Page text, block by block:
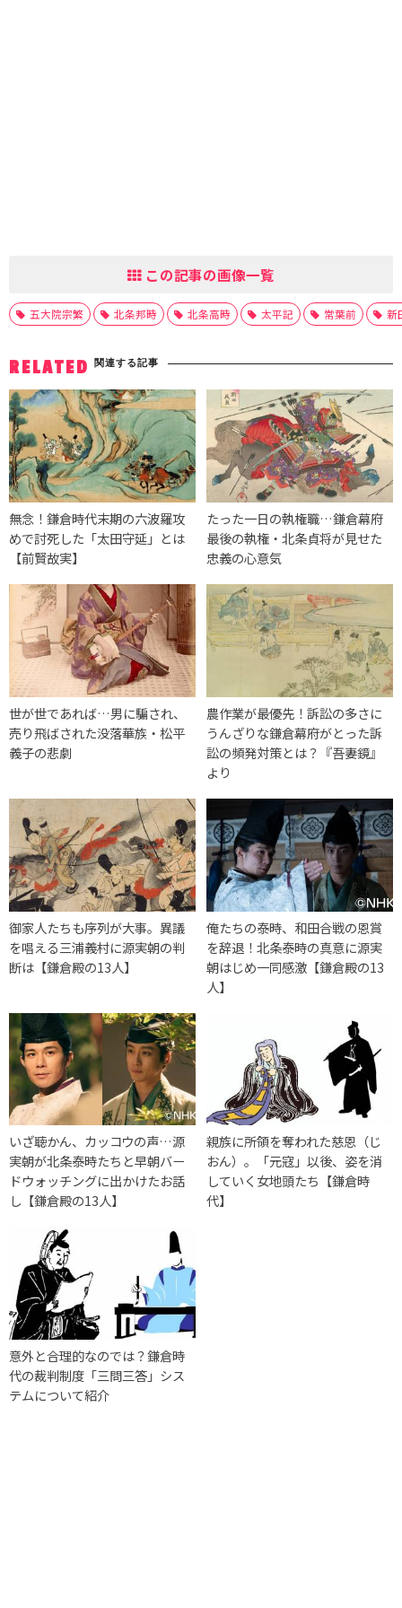
この記事の画像一覧
五大院宗繁 北条邦時 北条高時 太平記 常葉前 新
RELATED 関連する記事
無念！鎌倉時代末期の六波羅攻
めで討死した「太田守延」とは
【前賢故実】
たった一日の執権職…鎌倉幕府
最後の執権・北条貞将が見せた
忠義の心意気
世が世であれば…男に騙され、
売り飛ばされた没落華族・松平
義子の悲劇
農作業が最優先！訴訟の多さに
うんざりな鎌倉幕府がとった訴
訟の頻発対策とは？『吾妻鏡』
より
御家人たちも序列が大事。異議
を唱える三浦義村に源実朝の判
断は【鎌倉殿の13人】
俺たちの泰時、和田合戦の恩賞
を辞退！北条泰時の真意に源実
朝はじめ一同感激【鎌倉殿の13
人】
いざ聴かん、カッコウの声…源
実朝が北条泰時たちと早朝バー
ドウォッチングに出かけたお話
し【鎌倉殿の13人】
親族に所領を奪われた慈恩（じ
おん）。「元寇」以後、姿を消
していく女地頭たち【鎌倉時
代】
意外と合理的なのでは？鎌倉時
代の裁判制度「三問三答」シス
テムについて紹介